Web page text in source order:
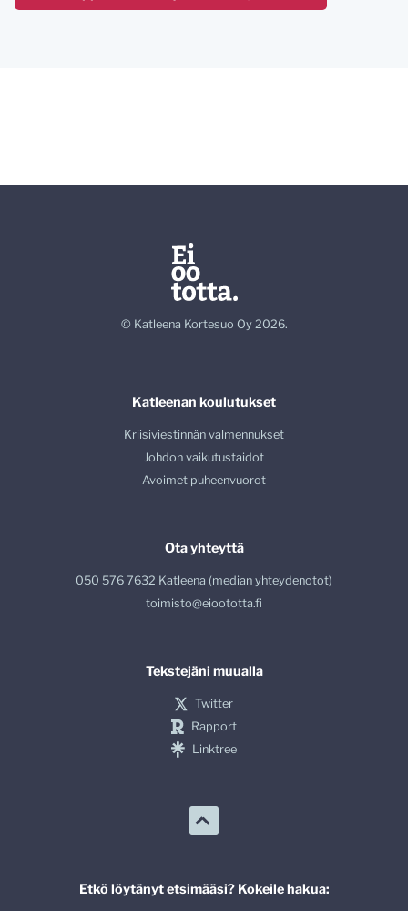
© Katleena Kortesuo Oy 2026.
Katleenan koulutukset
Kriisiviestinnän valmennukset
Johdon vaikutustaidot
Avoimet puheenvuorot
Ota yhteyttä
050 576 7632 Katleena (median yhteydenotot)
toimisto@eioototta.fi
Tekstejäni muualla
Twitter
Rapport
Linktree
Etkö löytänyt etsimääsi? Kokeile hakua: